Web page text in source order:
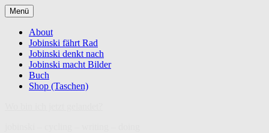
Zum
Inhalt
springen
Menü
About
Jobinski fährt Rad
Jobinski denkt nach
Jobinski macht Bilder
Buch
Shop (Taschen)